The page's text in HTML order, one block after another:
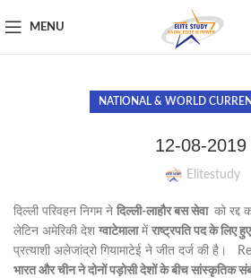
MENU
NATIONAL & WORLD
12-08-2019
Elitestudy
दिल्ली परिवहन निगम ने दिल्ली-लाहौर बस सेवा को रद्द
लेटिन अमेरिकी देश ग्वाटेमालामें राष्ट्रपति पद के लिए
प्रत्याशी अलेजांद्रो गियामाटेई ने जीत दर्ज की है।
भारत और चीन ने दोनों पड़ोसी देशों के बीच सांस्कृतिक